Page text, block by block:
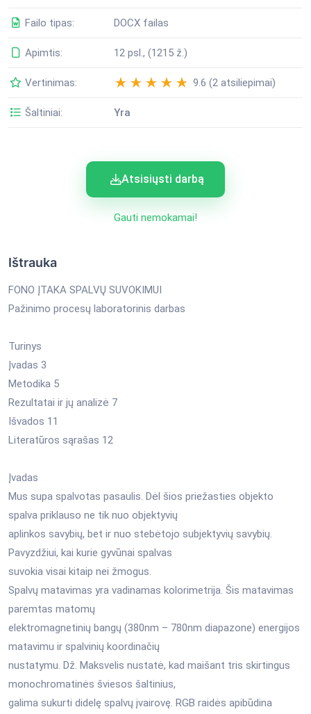
Failo tipas: DOCX failas
Apimtis: 12 psl., (1215 ž.)
Vertinimas: 9.6 (2 atsiliepimai)
Šaltiniai: Yra
Atsisiųsti darbą
Gauti nemokamai!
Ištrauka
FONO ĮTAKA SPALVŲ SUVOKIMUI
Pažinimo procesų laboratorinis darbas
Turinys
Įvadas 3
Metodika 5
Rezultatai ir jų analizė 7
Išvados 11
Literatūros sąrašas 12
Įvadas
Mus supa spalvotas pasaulis. Dėl šios priežasties objekto
spalva priklauso ne tik nuo objektyvių
aplinkos savybių, bet ir nuo stebėtojo subjektyvių savybių.
Pavyzdžiui, kai kurie gyvūnai spalvas
suvokia visai kitaip nei žmogus.
Spalvų matavimas yra vadinamas kolorimetrija. Šis matavimas
paremtas matomų
elektromagnetinių bangų (380nm – 780nm diapazone) energijos
matavimu ir spalvinių koordinačių
nustatymu. Dž. Maksvelis nustatė, kad maišant tris skirtingus
monochromatinės šviesos šaltinius,
galima sukurti didelę spalvų įvairovę. RGB raidės apibūdina